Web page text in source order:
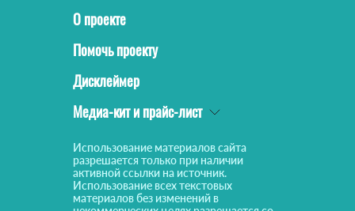
О проекте
Помочь проекту
Дисклеймер
Медиа-кит и прайс-лист
Использование материалов сайта
разрешается только при наличии
активной ссылки на источник.
Использование всех текстовых
материалов без изменений в